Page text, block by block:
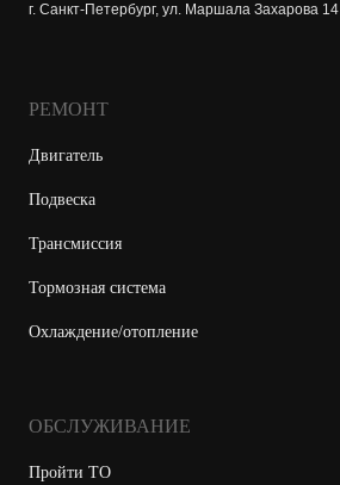
г. Санкт-Петербург, ул. Маршала Захарова 14
РЕМОНТ
Двигатель
Подвеска
Трансмиссия
Тормозная система
Охлаждение/отопление
ОБСЛУЖИВАНИЕ
Пройти ТО